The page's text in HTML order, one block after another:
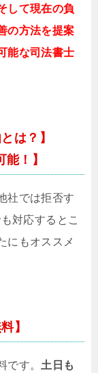
して現在の負
の方法を提案
能な司法書士
は？】
！】
社では拒否す
対応するとこ
にもオススメ
】
です。 土日も